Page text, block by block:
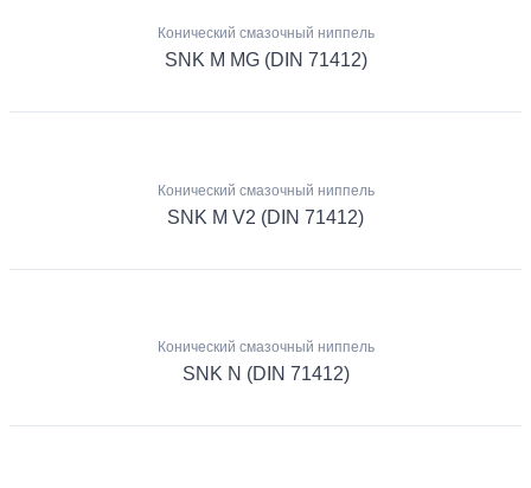
Конический смазочный ниппель
SNK M MG (DIN 71412)
Конический смазочный ниппель
SNK M V2 (DIN 71412)
Конический смазочный ниппель
SNK N (DIN 71412)